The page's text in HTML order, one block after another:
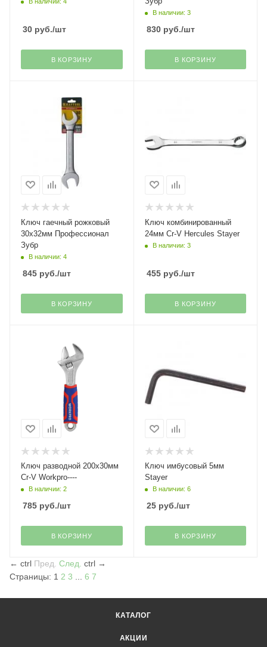
30 руб./шт
В КОРЗИНУ
В наличии: 3
830руб./шт
В КОРЗИНУ
Ключ гаечный рожковый
30х32мм Профессионал
Зубр
В наличии: 4
845 руб./шт
В КОРЗИНУ
Ключ комбинированный
24мм Cr-V Hercules Stayer
В наличии: 3
455руб./шт
В КОРЗИНУ
Ключ разводной 200х30мм
Cr-V Workpro----
В наличии: 2
785 руб./шт
В КОРЗИНУ
Ключ имбусовый 5мм
Stayer
В наличии: 6
25руб./шт
В КОРЗИНУ
← ctrl Пред. След. ctrl →
Страницы: 1 2 3 6 7
КАТАЛОГ
АКЦИИ